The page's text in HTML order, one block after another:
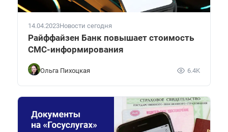
14.04.2023Новости сегодня
Райффайзен Банк повышает стоимость
СМС-информирования
Ольга Пихоцкая 6.4K